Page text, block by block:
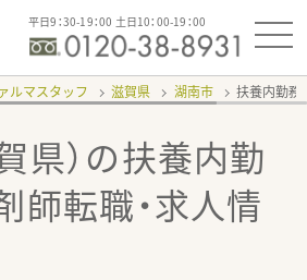
平日9：30-19：00 土日10：00-19：00
ルマスタッフ 滋賀県 湖南市 扶養内勤
県）の扶養内勤
師転職・求人情